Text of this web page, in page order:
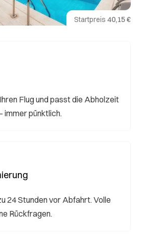
Startpreis 40,15 €
Flug und passt die Abholzeit
pünktlich.
24 Stunden vor Abfahrt. Volle
Rückfragen.